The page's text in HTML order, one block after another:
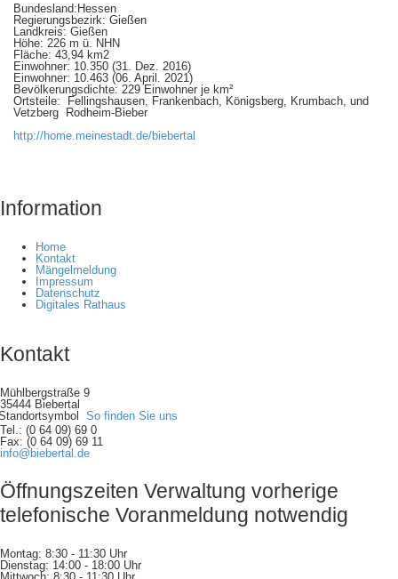
Bundesland:Hessen
Regierungsbezirk: Gießen
Landkreis: Gießen
Höhe: 226 m ü. NHN
Fläche: 43,94 km2
Einwohner: 10.350 (31. Dez. 2016)
Einwohner: 10.463 (06. April. 2021)
Bevölkerungsdichte: 229 Einwohner je km²
Ortsteile: Fellingshausen, Frankenbach, Königsberg, Krumbach, und
Vetzberg Rodheim-Bieber
http://home.meinestadt.de/biebertal
Information
Home
Kontakt
Mängelmeldung
Impressum
Datenschutz
Digitales Rathaus
Kontakt
Mühlbergstraße 9
35444 Biebertal
So finden Sie uns
Tel.: (0 64 09) 69 0
Fax: (0 64 09) 69 11
info@biebertal.de
Öffnungszeiten Verwaltung vorherige
telefonische Voranmeldung notwendig
Montag: 8:30 - 11:30 Uhr
Dienstag: 14:00 - 18:00 Uhr